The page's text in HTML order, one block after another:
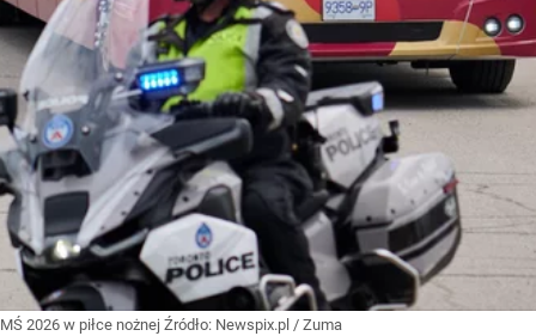
MŚ 2026 w piłce nożnej Źródło: Newspix.pl / Zuma